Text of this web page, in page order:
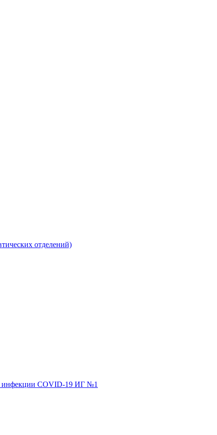
отделений)
инфекции COVID-19 ИГ №1